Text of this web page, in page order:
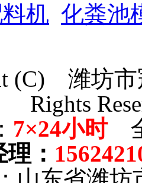
机 化粪池
(C) 潍坊
Rights
7×24小时全
理 ：